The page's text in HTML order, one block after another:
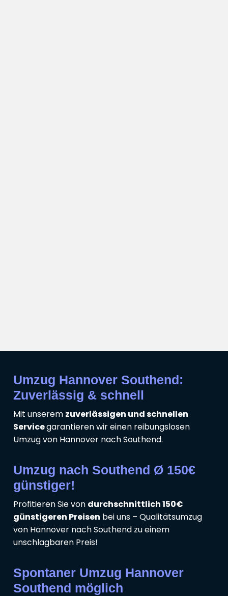
Umzug Hannover Southend:
Zuverlässig & schnell
Mit unserem zuverlässigen und schnellen
Servicegarantieren wir einen reibungslosen
Umzug von Hannover nach Southend.
Umzug nach Southend Ø 150€
günstiger!
Profitieren Sie von durchschnittlich 150€
günstigeren Preisen bei uns – Qualitätsumzug
von Hannover nach Southend zu einem
unschlagbaren Preis!
Spontaner Umzug Hannover
Southend möglich